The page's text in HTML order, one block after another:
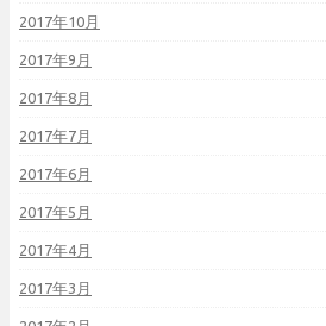
2017年10月
2017年9月
2017年8月
2017年7月
2017年6月
2017年5月
2017年4月
2017年3月